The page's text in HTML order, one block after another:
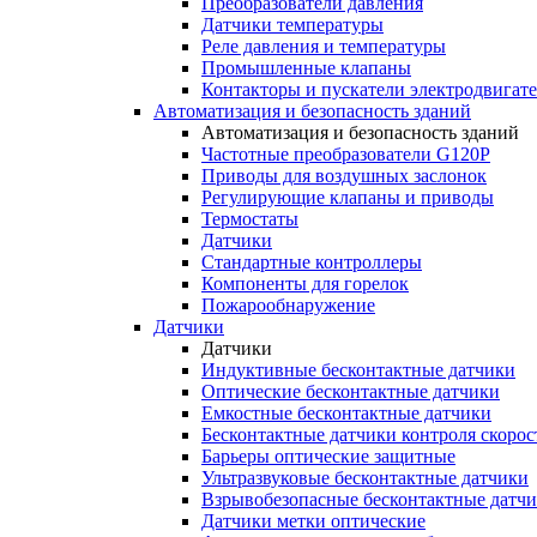
Датчики температуры
Реле давления и температуры
Промышленные клапаны
Контакторы и пускатели
Автоматизация и безопасность зданий
Автоматизация и безопасность зданий
Частотные преобразователи G120P
Приводы для воздушных заслонок
Регулирующие клапаны и приводы
Термостаты
Датчики
Стандартные контроллеры
Компоненты для горелок
Пожарообнаружение
Датчики
Датчики
Индуктивные бесконтактные датчики
Оптические бесконтактные датчики
Емкостные бесконтактные датчики
Бесконтактные датчики контроля
Барьеры оптические защитные
Ультразвуковые бесконтактные датчики
Взрывобезопасные бесконтактные
Датчики метки оптические